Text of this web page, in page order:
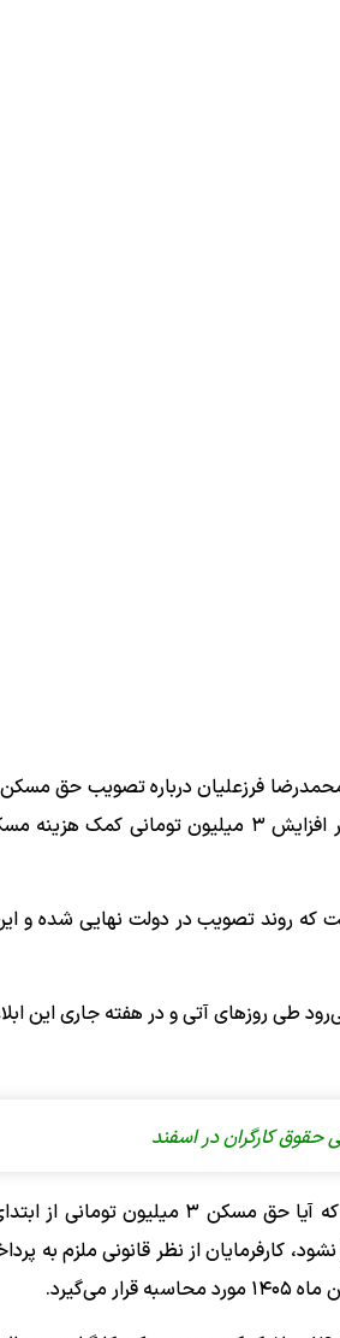
که مصوبه شورای عالی کار مبنی بر افزایش
که روند تصویب در دولت نهایی شده و
طی روزهای آتی و در هفته جاری این
فرزعلیان در پاسخ به این پرسش که
کارفرمایان از نظر قانونی ملزم به
می‌گیرد.